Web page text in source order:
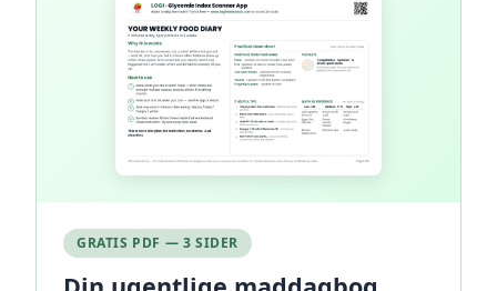
GRATIS PDF — 3 SIDER